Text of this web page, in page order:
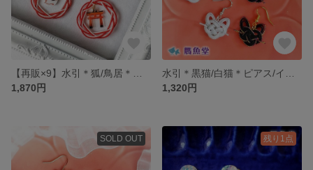
1,870円
1,320円
SOLD OUT 残り1点